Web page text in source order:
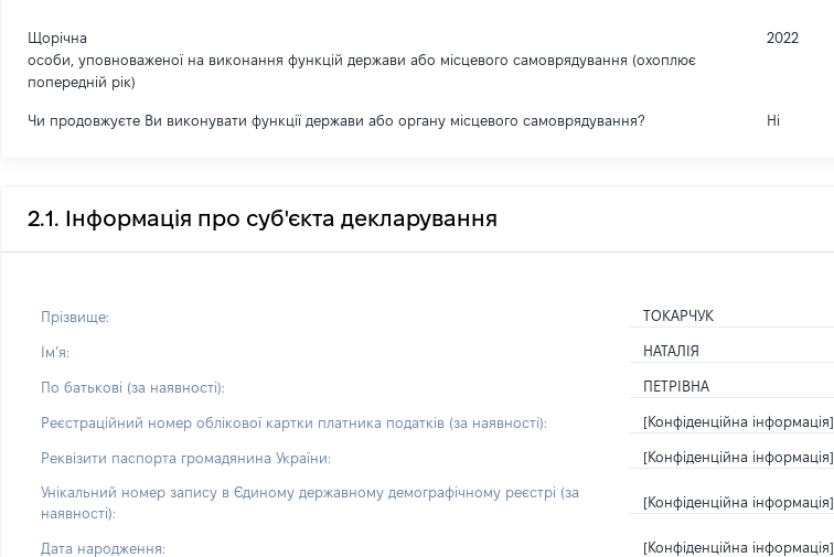
Щорічна
особи, уповноваженої на виконання функцій держави або місцевого самоврядування (охоплює
попередній рік)
2022
Чи продовжуєте Ви виконувати функції держави або органу місцевого самоврядування? Ні
2.1. Інформація про суб'єкта декларування
Прізвище: ТОКАРЧУК
Імʼя: НАТАЛІЯ
По батькові (за наявності): ПЕТРІВНА
Реєстраційний номер облікової картки платника податків (за наявності): [Конфіденційна інформація]
Реквізити паспорта громадянина України: [Конфіденційна інформація]
Унікальний номер запису в Єдиному державному демографічному реєстрі (за
наявності):
[Конфіденційна інформація]
Дата народження: [Конфіденційна інформація]